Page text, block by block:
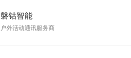
磐钴智能
户外活动通讯服务商